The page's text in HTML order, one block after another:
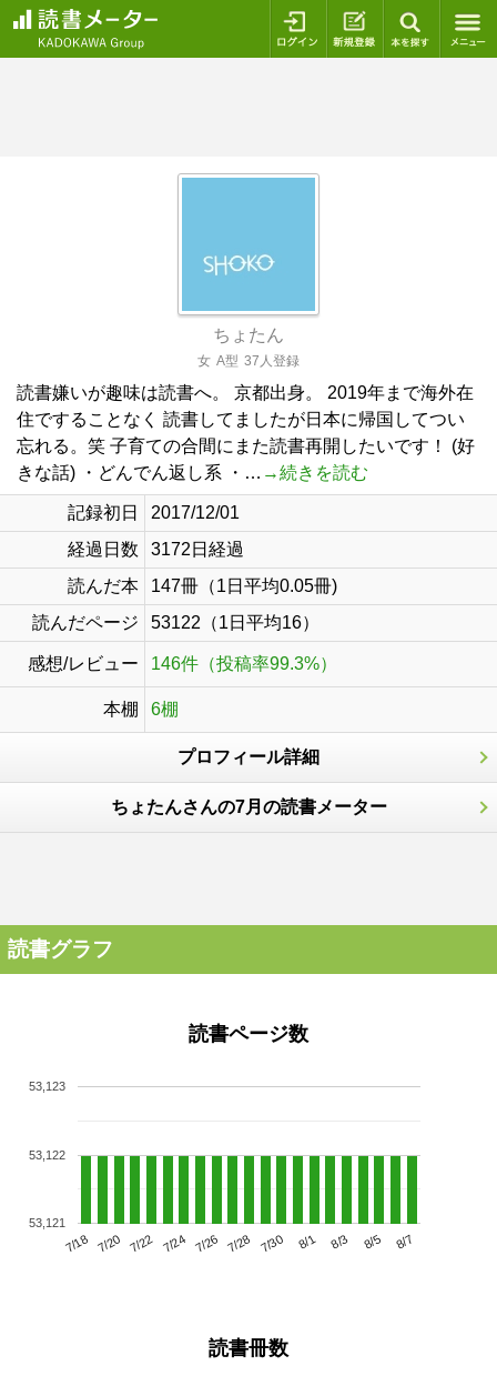
ログイン 新規登録
ちょたん
女 A型 37人登録
読書嫌いが趣味は読書へ。 京都出身。 2019年まで海外在
住ですることなく 読書してましたが日本に帰国してつい
忘れる。笑 子育ての合間にまた読書再開したいです！ (好
きな話) ・どんでん返し系 ・… →続きを読む
記録初日
2017/12/01
経過日数
3172日経過
読んだ本
147冊（1日平均0.05冊)
読んだページ
53122（1日平均16）
感想/レビュー 146件（投稿率99.3%）
本棚 6棚
プロフィール詳細
ちょたんさんの7月の読書メーター
読書グラフ
読書ページ数
7/18 7/20 7/22 7/24 7/26 7/28 7/30 8/1 8/3 8/5 8/7
53,121
53,122
53,123
読書冊数